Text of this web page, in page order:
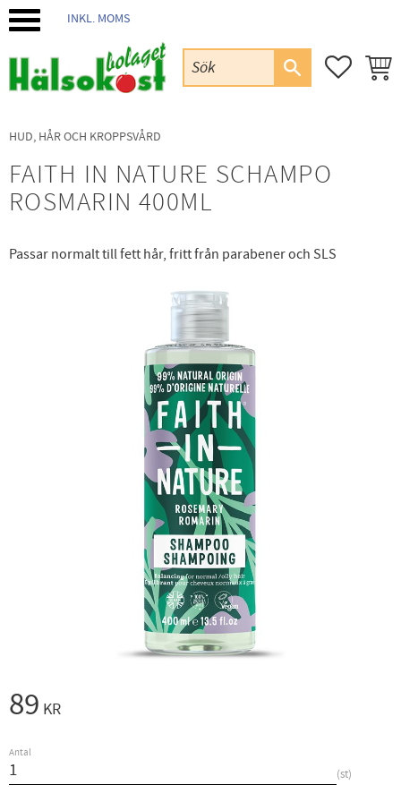
INKL. MOMS
HUD, HÅR OCH KROPPSVÅRD
FAITH IN NATURE SCHAMPO
ROSMARIN 400ML
Passar normalt till fett hår, fritt från parabener och SLS
89 KR
Antal
st